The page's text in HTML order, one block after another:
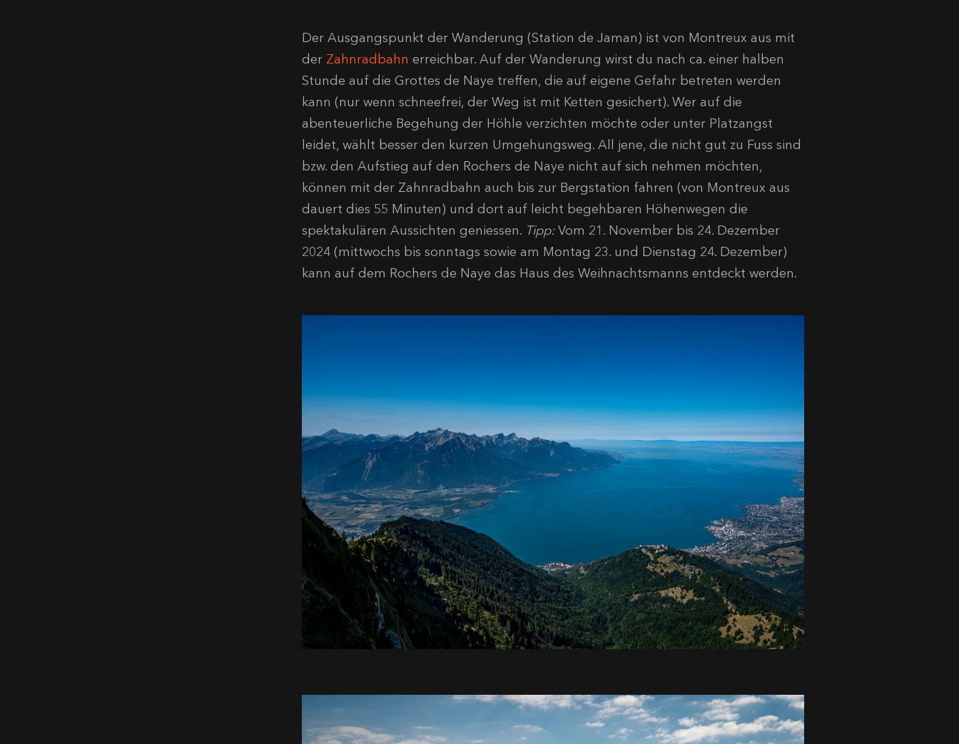
Der Ausgangspunkt der Wanderung (Station de Jaman) ist von Montreux aus mit
der Zahnradbahn erreichbar. Auf der Wanderung wirst du nach ca. einer halben
Stunde auf die Grottes de Naye treffen, die auf eigene Gefahr betreten werden
kann (nur wenn schneefrei, der Weg ist mit Ketten gesichert). Wer auf die
abenteuerliche Begehung der Höhle verzichten möchte oder unter Platzangst
leidet, wählt besser den kurzen Umgehungsweg. All jene, die nicht gut zu Fuss sind
bzw. den Aufstieg auf den Rochers de Naye nicht auf sich nehmen möchten,
können mit der Zahnradbahn auch bis zur Bergstation fahren (von Montreux aus
dauert dies 55 Minuten) und dort auf leicht begehbaren Höhenwegen die
spektakulären Aussichten geniessen. Tipp:Vom 21. November bis 24. Dezember
2024 (mittwochs bis sonntags sowie am Montag 23. und Dienstag 24. Dezember)
kann auf dem Rochers de Naye das Haus des Weihnachtsmanns entdeckt werden.